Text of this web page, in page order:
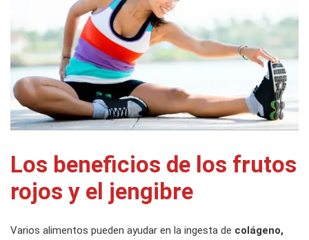
Los beneficios de los frutos
rojos y el jengibre
Varios alimentos pueden ayudar en la ingesta de colágeno,